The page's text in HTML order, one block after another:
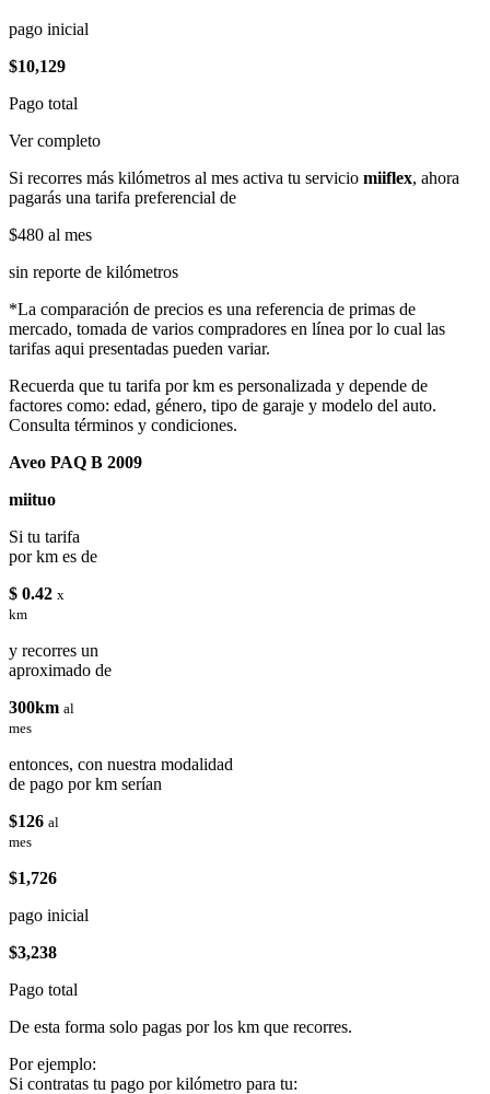
pago inicial
$10,129
Pago total
Ver completo
Si recorres más kilómetros al mes activa tu servicio miiflex, ahora
pagarás una tarifa preferencial de
$480 al mes
sin reporte de kilómetros
*La comparación de precios es una referencia de primas de
mercado, tomada de varios compradores en línea por lo cual las
tarifas aqui presentadas pueden variar.
Recuerda que tu tarifa por km es personalizada y depende de
factores como: edad, género, tipo de garaje y modelo del auto.
Consulta términos y condiciones.
Aveo PAQ B 2009
miituo
Si tu tarifa
por km es de
$ 0.42 x
km
y recorres un
aproximado de
300km al
mes
entonces, con nuestra modalidad
de pago por km serían
$126 al
mes
$1,726
pago inicial
$3,238
Pago total
De esta forma solo pagas por los km que recorres.
Por ejemplo:
Si contratas tu pago por kilómetro para tu: